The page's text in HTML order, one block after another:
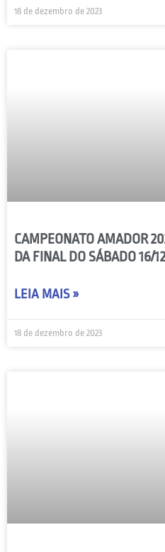
18 de dezembro de 2023
CAMPEONATO AMADOR
DA FINAL DO SÁBADO 16/
LEIA MAIS »
18 de dezembro de 2023